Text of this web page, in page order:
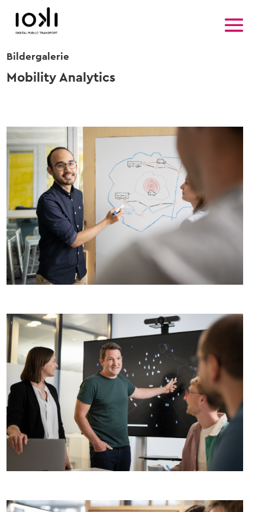
Bildergalerie
Mobility Analytics